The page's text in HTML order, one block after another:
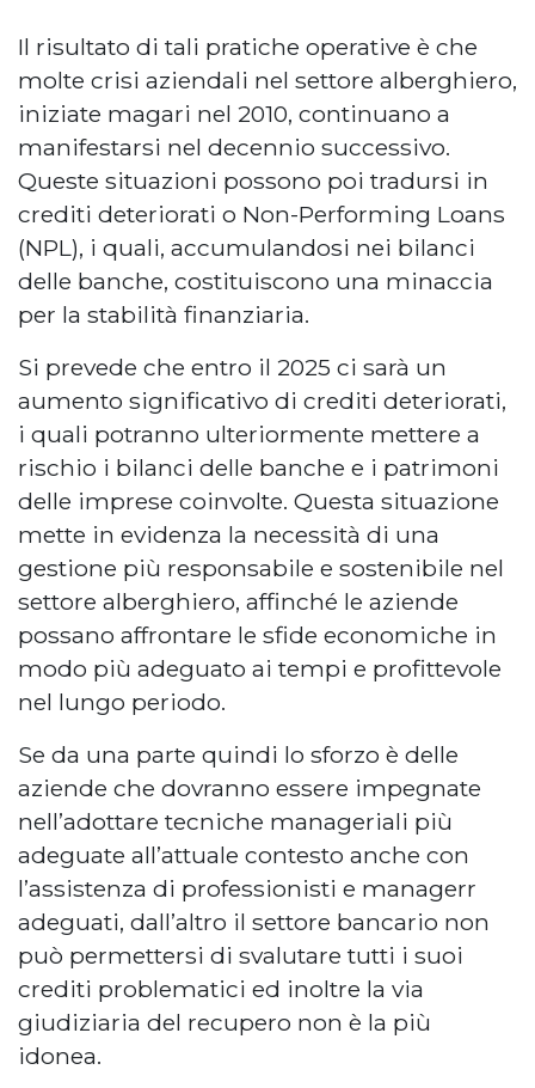
Il risultato di tali pratiche operative è che
molte crisi aziendali nel settore alberghiero,
iniziate magari nel 2010, continuano a
manifestarsi nel decennio successivo.
Queste situazioni possono poi tradursi in
crediti deteriorati o Non-Performing Loans
(NPL), i quali, accumulandosi nei bilanci
delle banche, costituiscono una minaccia
per la stabilità finanziaria.
Si prevede che entro il 2025 ci sarà un
aumento significativo di crediti deteriorati,
i quali potranno ulteriormente mettere a
rischio i bilanci delle banche e i patrimoni
delle imprese coinvolte. Questa situazione
mette in evidenza la necessità di una
gestione più responsabile e sostenibile nel
settore alberghiero, affinché le aziende
possano affrontare le sfide economiche in
modo più adeguato ai tempi e profittevole
nel lungo periodo.
Se da una parte quindi lo sforzo è delle
aziende che dovranno essere impegnate
nell’adottare tecniche manageriali più
adeguate all’attuale contesto anche con
l’assistenza di professionisti e managerr
adeguati, dall’altro il settore bancario non
può permettersi di svalutare tutti i suoi
crediti problematici ed inoltre la via
giudiziaria del recupero non è la più
idonea.